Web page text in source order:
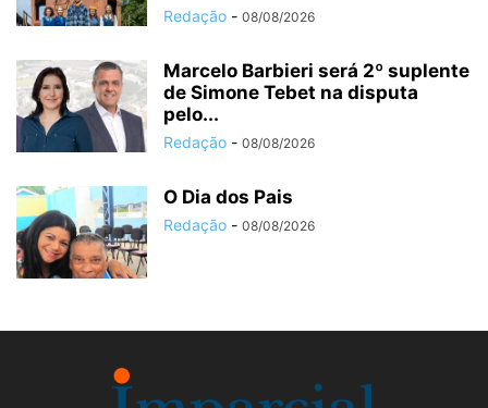
Redação - 08/08/2026
Marcelo Barbieri será 2º suplente
de Simone Tebet na disputa
pelo...
Redação - 08/08/2026
O Dia dos Pais
Redação - 08/08/2026